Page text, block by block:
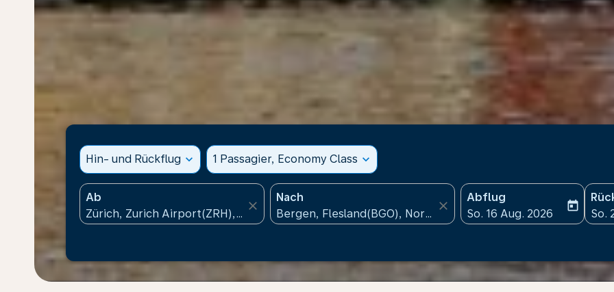
Hin- und Rückflug expand_more 1 Passagier, Economy Class expand_more
Ab
close
Nach
close
Abflug
fc-booking-departure-
So. 16 Aug. 2026
today
fc-
So.